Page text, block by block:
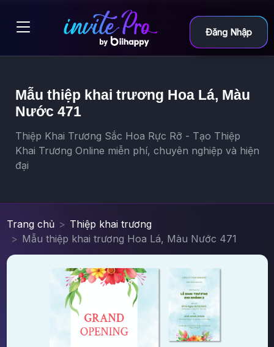
Đăng Nhập
Mẫu thiệp khai trương Hoa Lá, Màu
Nước 471
Thiệp Khai Trương Sắc Hoa Rực Rỡ - Tạo Thiệp
Khai Trương Online miễn phí, chuyên nghiệp và hiện
đại
Trang chủ
Thiệp khai trương
Mẫu thiệp khai trương Hoa Lá, Màu Nước 471